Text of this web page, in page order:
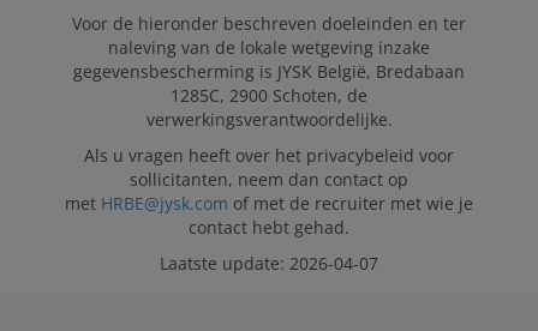
JYSK ALS WERKGEVER
SOLLICITEREN
Voor de hieronder beschreven doeleinden en ter
naleving van de lokale wetgeving inzake
gegevensbescherming is JYSK België, Bredabaan
1285C, 2900 Schoten, de
verwerkingsverantwoordelijke.
Als u vragen heeft over het privacybeleid voor
sollicitanten, neem dan contact op
met HRBE@jysk.com of met de recruiter met wie je
contact hebt gehad.
Laatste update: 2026-04-07